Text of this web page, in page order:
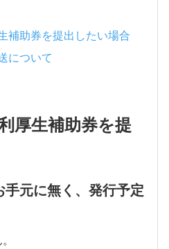
補助券を提出したい場合
について
厚生補助券を提
元に無く、発行予定